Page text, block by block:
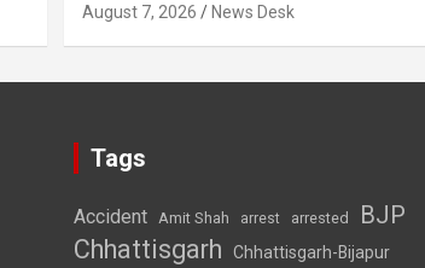
August 7, 2026 News Desk
Tags
Accident Amit Shah arrest arrested BJP
Chhattisgarh
Chhattisgarh-Bijapur